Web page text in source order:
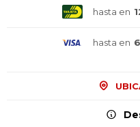
hasta en
hasta en 6
¡Sumate a
¡Sumate a
¡Sumate a